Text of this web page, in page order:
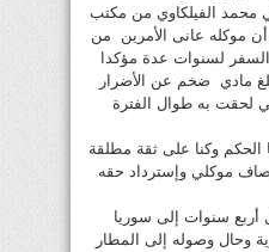
محمد الفيلكاوي من مكتب
موكله عانى الأمرين من
السفر لسنوات عدة مؤكدا
مادي ضخم عن الأضرار
لحقت به طوال الفترة
الحكم وكنا على ثقة مطلقة
موكلي وإسترداد حقه
أربع سنوات إلى سوريا
وحال وصوله إلى المطار